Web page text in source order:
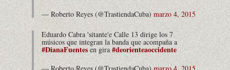
— Roberto Reyes (@TrastiendaCuba)marzo 4, 2015
Eduardo Cabra 'sitante'e Calle 13 dirige los 7
músicos que integran la banda que acompaña a
#DianaFuentesen gira#deorienteaoccidente